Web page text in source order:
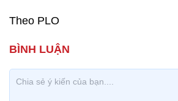
Theo PLO